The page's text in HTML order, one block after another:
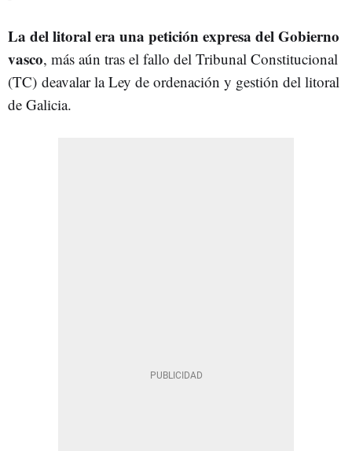
La del litoral era una petición expresa del Gobierno
vasco, más aún tras el fallo del Tribunal Constitucional
(TC) deavalar la Ley de ordenación y gestión del litoral
de Galicia.